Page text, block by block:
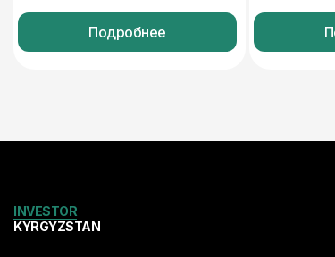
Подробнее
INVESTOR
KYRGYZSTAN